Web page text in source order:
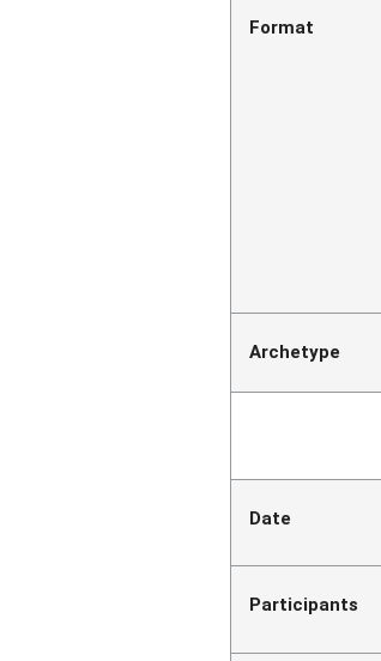
Format
Archetype
Date
Participants